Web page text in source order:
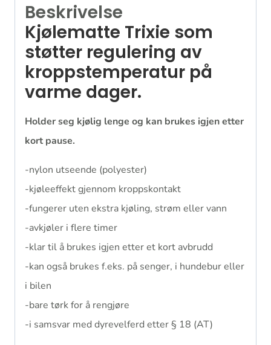
Beskrivelse
Kjølematte Trixie som
støtter regulering av
kroppstemperatur på
varme dager.
Holder seg kjølig lenge og kan brukes igjen etter
kort pause.
-nylon utseende (polyester)
-kjøleeffekt gjennom kroppskontakt
-fungerer uten ekstra kjøling, strøm eller vann
-avkjøler i flere timer
-klar til å brukes igjen etter et kort avbrudd
-kan også brukes f.eks. på senger, i hundebur eller
i bilen
-bare tørk for å rengjøre
-i samsvar med dyrevelferd etter § 18 (AT)